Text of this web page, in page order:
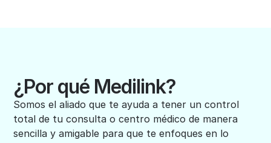
¿Por qué Medilink?
Somos el aliado que te ayuda a tener un control
total de tu consulta o centro médico de manera
sencilla y amigable para que te enfoques en lo